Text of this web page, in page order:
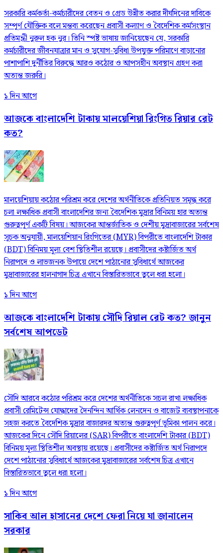
সরকারি কর্মকর্তা-কর্মচারীদের বেতন ও গ্রেড উন্নীত করার দীর্ঘদিনের দাবিকে
সম্পূর্ণ যৌক্তিক বলে মন্তব্য করেছেন প্রবাসী কল্যাণ ও বৈদেশিক কর্মসংস্থান
প্রতিমন্ত্রী নুরুল হক নুর। তিনি স্পষ্ট ভাষায় জানিয়েছেন যে, সরকারি
কর্মচারীদের জীবনযাত্রার মান ও সুযোগ-সুবিধা উপযুক্ত পরিমাণে বাড়ানোর
পাশাপাশি দুর্নীতির বিরুদ্ধে আরও কঠোর ও আপসহীন অবস্থান গ্রহণ করা
অত্যন্ত জরুরি।
১ দিন আগে
আজকে বাংলাদেশি টাকায় মালয়েশিয়া রিংগিত রিয়ার রেট
কত?
মালয়েশিয়ায় কঠোর পরিশ্রম করে দেশের অর্থনীতিকে প্রতিনিয়ত সমৃদ্ধ করে
চলা লক্ষাধিক প্রবাসী বাংলাদেশির জন্য বৈদেশিক মুদ্রার বিনিময় হার অত্যন্ত
গুরুত্বপূর্ণ একটি বিষয়। আজকের আন্তর্জাতিক ও দেশীয় মুদ্রাবাজারের সর্বশেষ
সূচক অনুযায়ী, মালয়েশিয়ান রিংগিতের (MYR) বিপরীতে বাংলাদেশি টাকার
(BDT) বিনিময় মূল্য বেশ স্থিতিশীল রয়েছে। প্রবাসীদের কষ্টার্জিত অর্থ
নিরাপদে ও লাভজনক উপায়ে দেশে পাঠানোর সুবিধার্থে আজকের
মুদ্রাবাজারের হালনাগাদ চিত্র এখানে বিস্তারিতভাবে তুলে ধরা হলো।
১ দিন আগে
আজকে বাংলাদেশি টাকায় সৌদি রিয়াল রেট কত? জানুন
সর্বশেষ আপডেট
সৌদি আরবে কঠোর পরিশ্রম করে দেশের অর্থনীতিকে সচল রাখা লক্ষাধিক
প্রবাসী রেমিটেন্স যোদ্ধাদের দৈনন্দিন আর্থিক লেনদেন ও বাজেট ব্যবস্থাপনাকে
সহজ করতে বৈদেশিক মুদ্রার বাজারদর অত্যন্ত গুরুত্বপূর্ণ ভূমিকা পালন করে।
আজকের দিনে সৌদি রিয়ালের (SAR) বিপরীতে বাংলাদেশি টাকার (BDT)
বিনিময় মূল্য স্থিতিশীল অবস্থায় রয়েছে। প্রবাসীদের কষ্টার্জিত অর্থ নিরাপদে
দেশে পাঠানোর সুবিধার্থে আজকের মুদ্রাবাজারের সর্বশেষ চিত্র এখানে
বিস্তারিতভাবে তুলে ধরা হলো।
১ দিন আগে
সাকিব আল হাসানের দেশে ফেরা নিয়ে যা জানালেন
সরকার